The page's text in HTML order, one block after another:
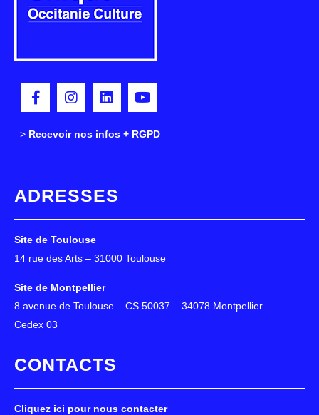
> Recevoir nos infos + RGPD
ADRESSES
Site de Toulouse
14 rue des Arts – 31000 Toulouse
Site de Montpellier
8 avenue de Toulouse – CS 50037 – 34078 Montpellier
Cedex 03
CONTACTS
Cliquez ici pour nous contacter